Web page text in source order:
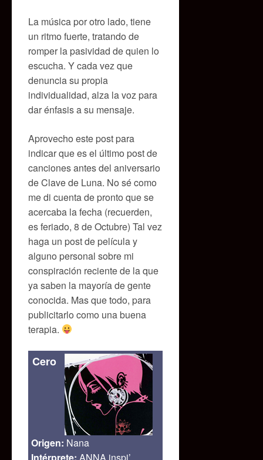
La música por otro lado, tiene
un ritmo fuerte, tratando de
romper la pasividad de quien lo
escucha. Y cada vez que
denuncia su propia
individualidad, alza la voz para
dar énfasis a su mensaje.
Aprovecho este post para
indicar que es el último post de
canciones antes del aniversario
de Clave de Luna. No sé como
me di cuenta de pronto que se
acercaba la fecha (recuerden,
es feriado, 8 de Octubre) Tal vez
haga un post de película y
alguno personal sobre mi
conspiración reciente de la que
ya saben la mayoría de gente
conocida. Mas que todo, para
publicitarlo como una buena
terapia.
Cero
Origen: Nana
Intérprete: ANNA inspi’